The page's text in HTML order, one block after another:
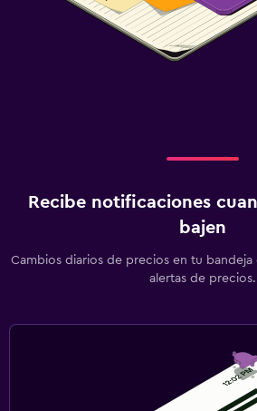
Recibe notificaciones
bajen
Cambios diarios de precios en tu
alertas de precios.